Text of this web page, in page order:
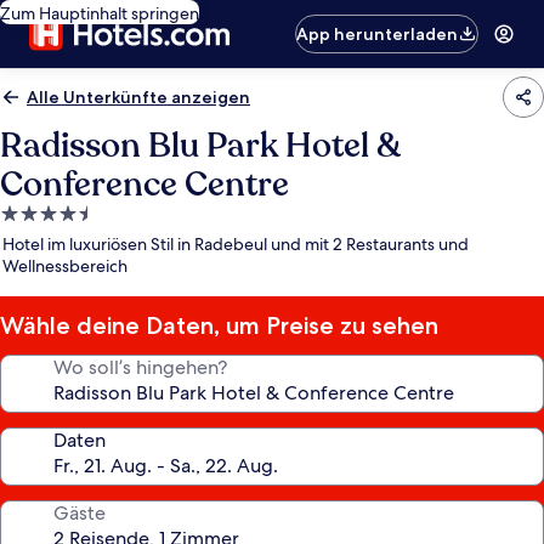
Zum Hauptinhalt springen
App herunterladen
Alle Unterkünfte anzeigen
Radisson Blu Park Hotel &
Conference Centre
4.5-
Sterne-
Unterkunft
Hotel im luxuriösen Stil in Radebeul und mit 2 Restaurants und
Wellnessbereich
Wähle deine Daten, um Preise zu sehen
Wo soll’s hingehen?
Daten
Gäste